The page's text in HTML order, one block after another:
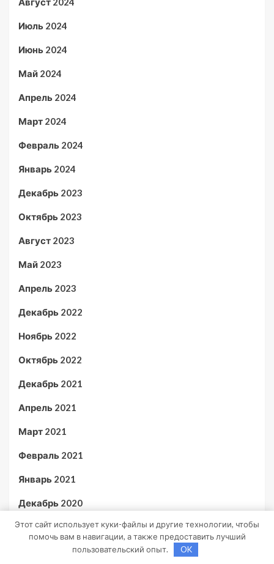
Июль 2024
Июнь 2024
Май 2024
Апрель 2024
Март 2024
Февраль 2024
Январь 2024
Декабрь 2023
Октябрь 2023
Август 2023
Май 2023
Апрель 2023
Декабрь 2022
Ноябрь 2022
Октябрь 2022
Декабрь 2021
Апрель 2021
Март 2021
Февраль 2021
Январь 2021
Декабрь 2020
Ноябрь 2020
Октябрь 2020
Этот сайт использует куки-файлы и другие технологии, чтобы
помочь вам в навигации, а также предоставить лучший
пользовательский опыт.
OK